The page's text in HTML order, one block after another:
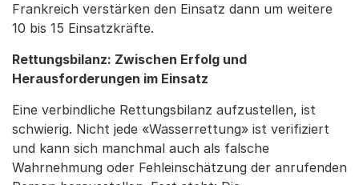
Frankreich verstärken den Einsatz dann um weitere
10 bis 15 Einsatzkräfte.
Rettungsbilanz: Zwischen Erfolg und
Herausforderungen im Einsatz
Eine verbindliche Rettungsbilanz aufzustellen, ist
schwierig. Nicht jede «Wasserrettung» ist verifiziert
und kann sich manchmal auch als falsche
Wahrnehmung oder Fehleinschätzung der anrufenden